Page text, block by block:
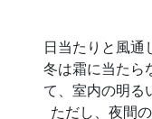
日当たりと風通
冬は霜に当たら
て、室内の明る
ただし、夜間